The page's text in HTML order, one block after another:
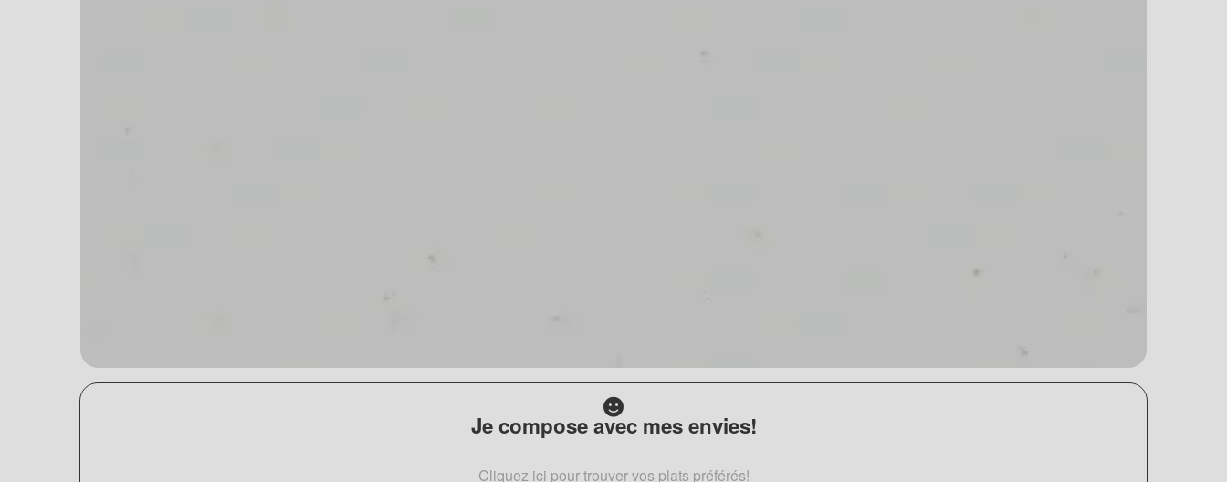
Je compose avec mes envies!
Cliquez ici pour trouver vos plats préférés!